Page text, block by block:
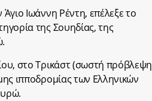
Ιωάννη Ρέντη, επέλεξε το
της Σουηδίας, της
στο Τρικάστ (σωστή πρόβλεψη
ιπποδρομίας των Ελληνικών